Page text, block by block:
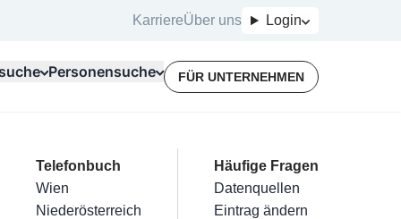
KarriereÜber uns Login
Kategorien
Friseur
Nägel
Für Unternehmer
Terminbuchung
Kostenlose Beratung
Top Branchen
Elektriker
Installateure
Mein Firmeneintrag
Eintrag hinzufügen
Eintrag beanspruchen
Personensuche
Telefonbuch
Wien
Niederösterreich
Häufige Fragen
Datenquellen
Eintrag ändern
FÜR UNTERNEHMEN